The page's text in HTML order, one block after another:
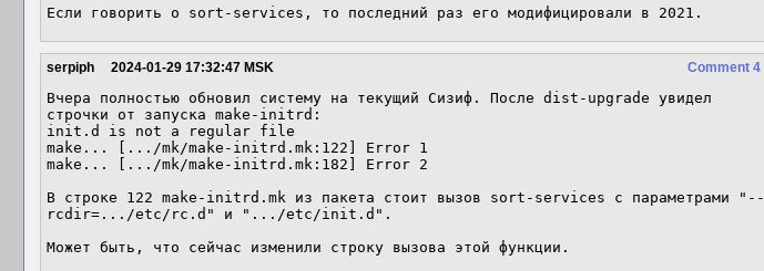
Если говорить о sort-services, то последний раз его модифицировали в 2021.
Comment 4
serpiph 2024-01-29 17:32:47 MSK
Вчера полностью обновил систему на текущий Сизиф. После dist-upgrade увидел
строчки от запуска make-initrd:
init.d is not a regular file
make... [.../mk/make-initrd.mk:122] Error 1
make... [.../mk/make-initrd.mk:182] Error 2
В строке 122 make-initrd.mk из пакета стоит вызов sort-services с параметрами "--
rcdir=.../etc/rc.d" и ".../etc/init.d".
Может быть, что сейчас изменили строку вызова этой функции.